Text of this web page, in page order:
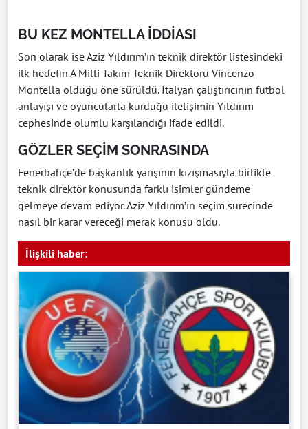
BU KEZ MONTELLA İDDİASI
Son olarak ise Aziz Yıldırım’ın teknik direktör listesindeki
ilk hedefin A Milli Takım Teknik Direktörü Vincenzo
Montella olduğu öne sürüldü. İtalyan çalıştırıcının futbol
anlayışı ve oyuncularla kurduğu iletişimin Yıldırım
cephesinde olumlu karşılandığı ifade edildi.
GÖZLER SEÇİM SONRASINDA
Fenerbahçe’de başkanlık yarışının kızışmasıyla birlikte
teknik direktör konusunda farklı isimler gündeme
gelmeye devam ediyor. Aziz Yıldırım’ın seçim sürecinde
nasıl bir karar vereceği merak konusu oldu.
İlişkili haber: